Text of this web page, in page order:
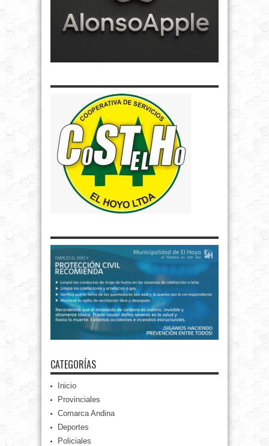
CATEGORÍAS
Inicio
Provinciales
Comarca Andina
Deportes
Policiales